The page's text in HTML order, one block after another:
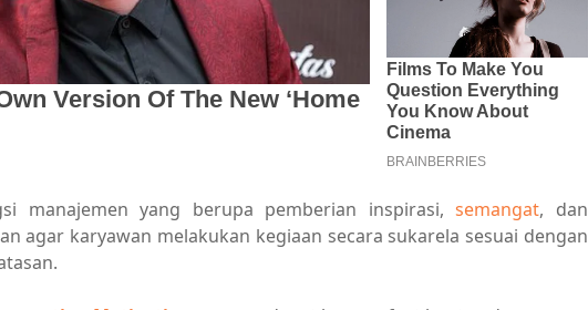
manajemen yang berupa pemberian inspirasi,semangat, dan
agar karyawan melakukan kegiaan secara sukarela sesuai dengan